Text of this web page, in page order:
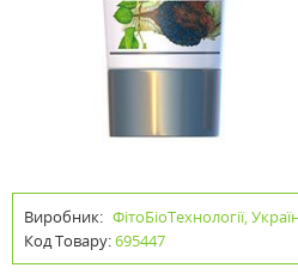
Виробник: ФітоБіоТехнології,
Код Товару:695447